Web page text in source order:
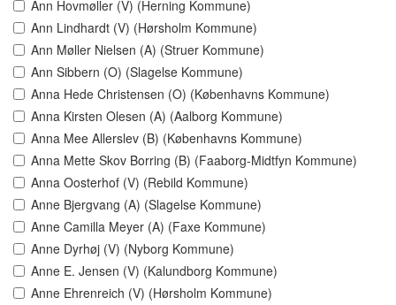
Ann Hovmøller (V) (Herning Kommune)
Ann Lindhardt (V) (Hørsholm Kommune)
Ann Møller Nielsen (A) (Struer Kommune)
Ann Sibbern (O) (Slagelse Kommune)
Anna Hede Christensen (O) (Københavns Kommune)
Anna Kirsten Olesen (A) (Aalborg Kommune)
Anna Mee Allerslev (B) (Københavns Kommune)
Anna Mette Skov Borring (B) (Faaborg-Midtfyn Kommune)
Anna Oosterhof (V) (Rebild Kommune)
Anne Bjergvang (A) (Slagelse Kommune)
Anne Camilla Meyer (A) (Faxe Kommune)
Anne Dyrhøj (V) (Nyborg Kommune)
Anne E. Jensen (V) (Kalundborg Kommune)
Anne Ehrenreich (V) (Hørsholm Kommune)